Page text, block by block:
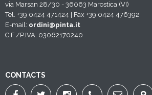
via Marsan 28/30 - 36063 Marostica (VI)
Tel. +39 0424 471424 | Fax +39 0424 476392
E-mail: ordini@pinta.it
C.F./P.IVA: 03062170240
CONTACTS